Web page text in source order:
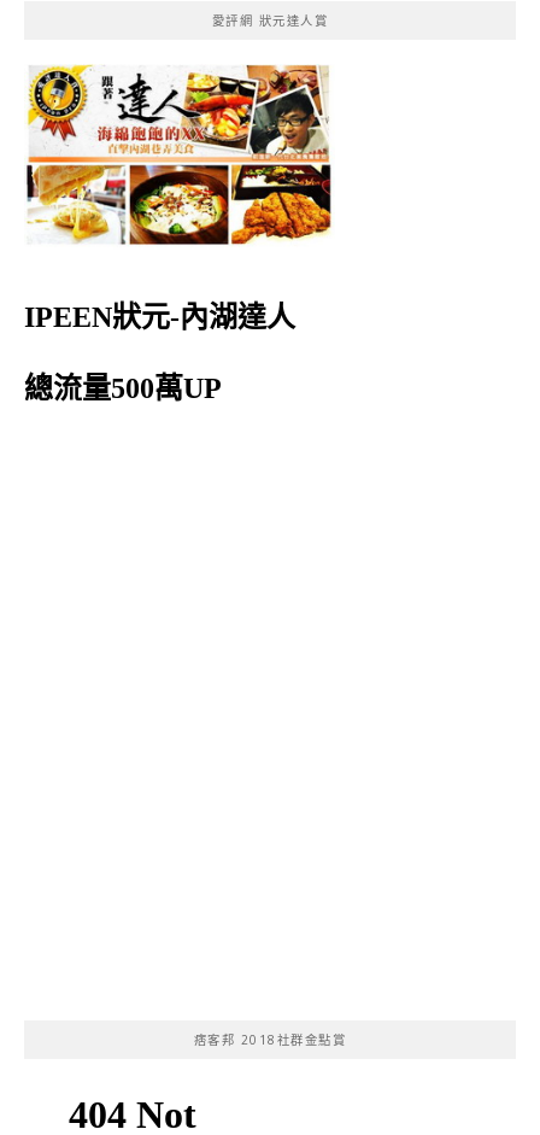
愛評網 狀元達人賞
IPEEN狀元-內湖達人
總流量500萬UP
痞客邦 2018社群金點賞